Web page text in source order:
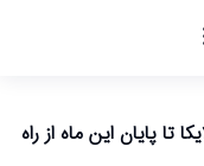
لایکا تا پایان این ماه از راه